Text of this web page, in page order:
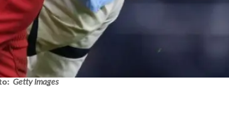
Getty Images